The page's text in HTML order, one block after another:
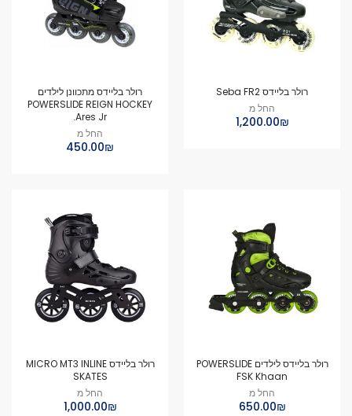
רולר בליידס Seba FR2
החל מ
₪‏1,200.00
רולר בליידס מתכוונן לילדים
POWERSLIDE REIGN HOCKEY
Ares Jr.
החל מ
₪‏450.00
רולר בליידס לילדים POWERSLIDE
FSK Khaan
החל מ
₪‏650.00
רולר בליידס MICRO MT3 INLINE
SKATES
החל מ
₪‏1,000.00